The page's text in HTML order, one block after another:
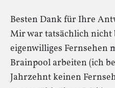
Besten Dank für Ihre
Mir war tatsächlich nicht
eigenwilliges Fernsehen
Brainpool arbeiten (ich
Jahrzehnt keinen